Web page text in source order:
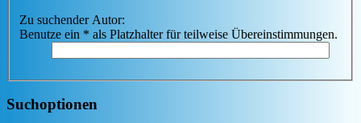
Zu suchender Autor:
Benutze ein * als Platzhalter für teilweise Übereinstimmungen.
Suchoptionen